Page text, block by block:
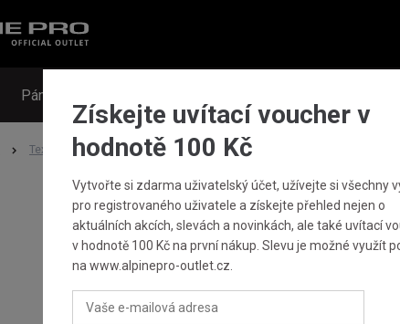
Získejte uvítací voucher v
hodnotě 100 Kč
Vytvořte si zdarma uživatelský účet, užívejte si všechny
pro registrovaného uživatele a získejte přehled nejen o
aktuálních akcích, slevách a novinkách, ale také uvítací
v hodnotě 100 Kč na první nákup. Slevu je možné využít
na www.alpinepro-outlet.cz.
Pánské
Textil Šaty a sukně DĚTSKÉ LETNÍ ŠATY NAX OMIWO
Odeslat